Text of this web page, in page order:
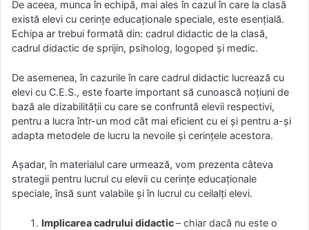
De aceea, munca în echipă, mai ales în cazul în care la clasă
există elevi cu cerințe educaționale speciale, este esențială.
Echipa ar trebui formată din: cadrul didactic de la clasă,
cadrul didactic de sprijin, psiholog, logoped și medic.
De asemenea, în cazurile în care cadrul didactic lucrează cu
elevi cu C.E.S., este foarte important să cunoască noțiuni de
bază ale dizabilității cu care se confruntă elevii respectivi,
pentru a lucra într-un mod cât mai eficient cu ei și pentru a-și
adapta metodele de lucru la nevoile și cerințele acestora.
Așadar, în materialul care urmează, vom prezenta câteva
strategii pentru lucrul cu elevii cu cerințe educaționale
speciale, însă sunt valabile și în lucrul cu ceilalți elevi.
Implicarea cadrului didactic– chiar dacă nu este o